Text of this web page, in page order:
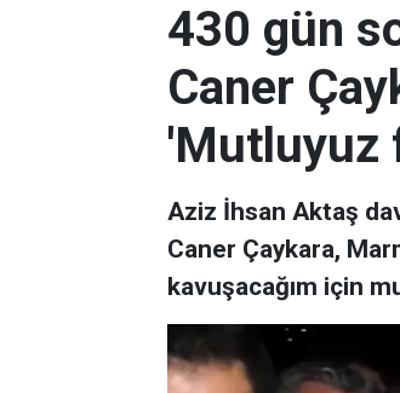
430 gün
Caner
'Mutluyuz
Aziz İhsan Aktaş
Caner Çaykara,
kavuşacağım için